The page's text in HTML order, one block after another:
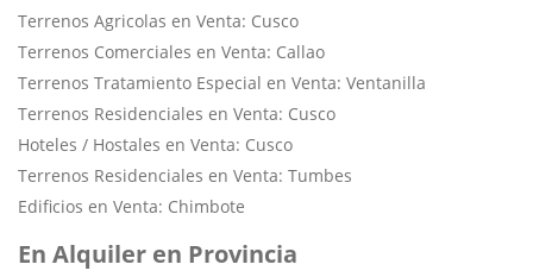
Terrenos Agricolas en Venta: Cusco
Terrenos Comerciales en Venta: Callao
Terrenos Tratamiento Especial en Venta: Ventanilla
Terrenos Residenciales en Venta: Cusco
Hoteles / Hostales en Venta: Cusco
Terrenos Residenciales en Venta: Tumbes
Edificios en Venta: Chimbote
En Alquiler en Provincia